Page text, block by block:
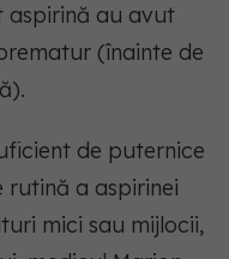
aspirină au avut
(înainte de
de puternice
rutină a aspirinei
mici sau mijlocii,